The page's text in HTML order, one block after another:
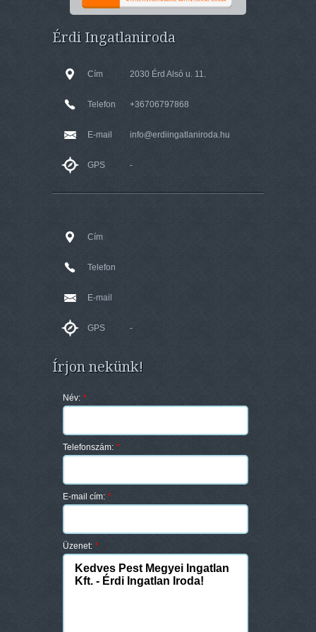
Érdi Ingatlaniroda
Cím 2030 Érd Alsó u. 11.
Telefon +36706797868
E-mail info@erdiingatlaniroda.hu
GPS -
Cím
Telefon
E-mail
GPS -
Írjon nekünk!
Név: *
Telefonszám: *
E-mail cím: *
Üzenet: *